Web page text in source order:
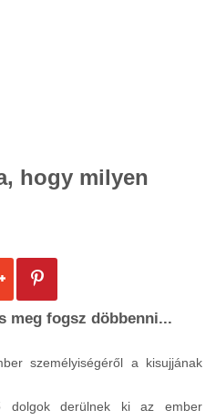
hogy milyen
meg fogsz döbbenni...
személyiségéről a kisujjának
dolgok derülnek ki az ember